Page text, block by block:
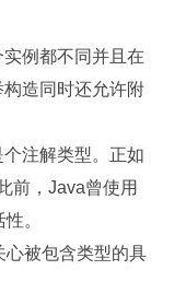
例都不同并且在
造同时还允许附
注解类型。正如
前，Java曾使用
。
心被包含类型的具